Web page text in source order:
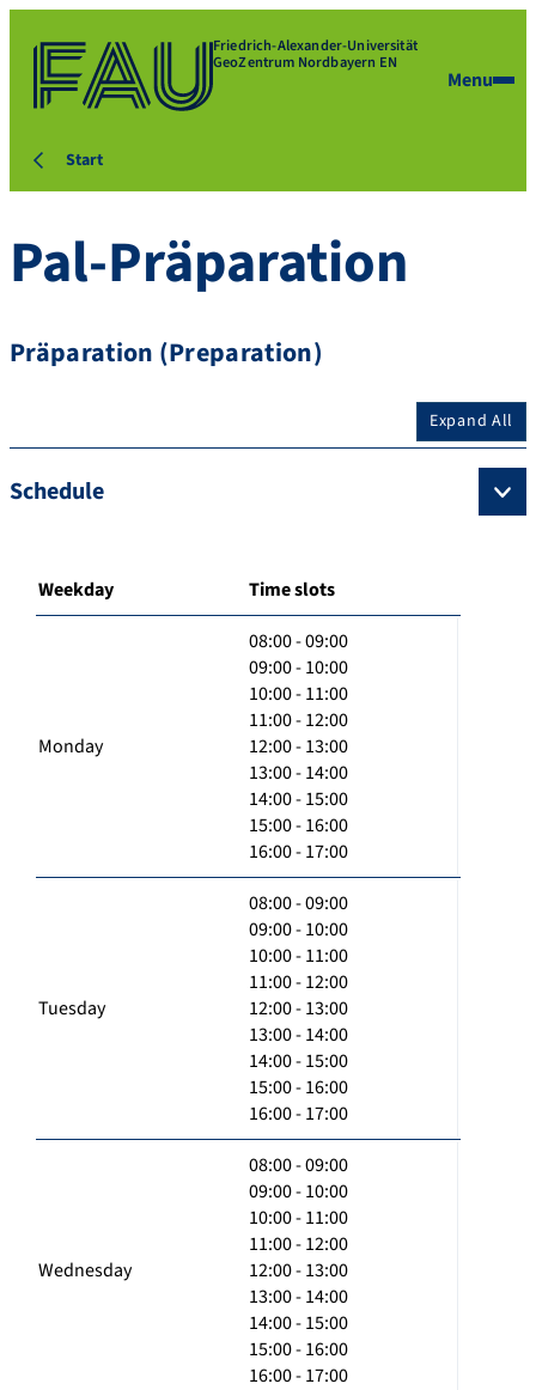
Friedrich-Alexander-Universität
GeoZentrum Nordbayern EN
Menu
Start
Pal-Präparation
Präparation (Preparation)
Expand All
Schedule
Weekday Time slots
Monday
08:00 - 09:00
09:00 - 10:00
10:00 - 11:00
11:00 - 12:00
12:00 - 13:00
13:00 - 14:00
14:00 - 15:00
15:00 - 16:00
16:00 - 17:00
Tuesday
08:00 - 09:00
09:00 - 10:00
10:00 - 11:00
11:00 - 12:00
12:00 - 13:00
13:00 - 14:00
14:00 - 15:00
15:00 - 16:00
16:00 - 17:00
Wednesday
08:00 - 09:00
09:00 - 10:00
10:00 - 11:00
11:00 - 12:00
12:00 - 13:00
13:00 - 14:00
14:00 - 15:00
15:00 - 16:00
16:00 - 17:00